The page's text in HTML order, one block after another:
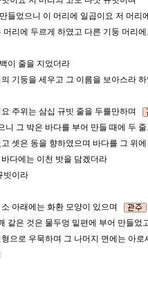
들었으니 이 머리에 일곱이요 저 머리
리에 두르게 하였고 다른 기둥 머리
이 줄을 지었더라
기둥을 세우고 그 이름을 보아스라
주위는 삼십 규빗 줄을 두를만하며
그 박은 바다를 부어 만들 때에 두
셋은 동을 향하였으며 바다를 그 위
다에는 이천 밧을 담겠더라
빗이라
아래에는 화환 모양이 있으며
같은 것은 물두멍 밑편에 부어 만들었
으로 우묵하며 그 나머지 면에는 아